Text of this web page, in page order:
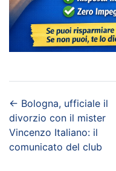
← Bologna, ufficiale il
divorzio con il mister
Vincenzo Italiano: il
comunicato del club